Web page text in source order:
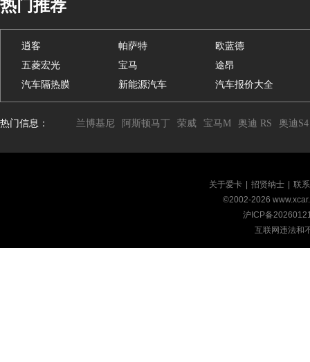
热门推荐
逍客 帕萨特
欧蓝德
五菱宏光
宝马
途昂
汽车隔热膜
新能源汽车 汽车报价大全
热门信息： 兰博基尼 阿斯顿马丁 荣威 宝马M 奥迪 RS 奥迪S4
关于爱卡 招贤纳士
联
©2002-2026
沪ICP备
互联网违法和